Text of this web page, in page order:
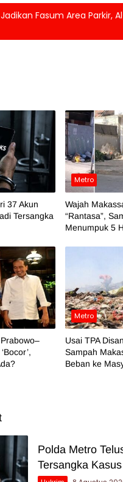
Fasum Area Parkir,
37 Akun
Tersangka
Metro
Wajah
“Rantasa”,
Menumpuk 5
Metro
Usai TPA
Sampah
Beban ke
Polda Metro
Tersangka